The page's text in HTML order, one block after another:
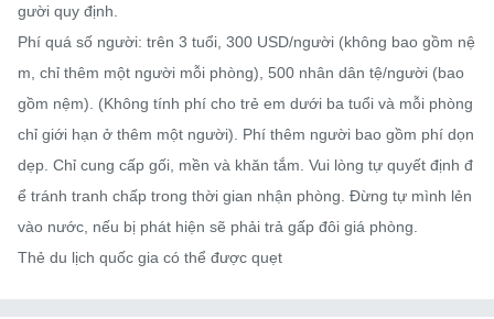
gười quy định.
Phí quá số người: trên 3 tuổi, 300 USD/người (không bao gồm nệ
m, chỉ thêm một người mỗi phòng), 500 nhân dân tệ/người (bao
gồm nệm). (Không tính phí cho trẻ em dưới ba tuổi và mỗi phòng
chỉ giới hạn ở thêm một người). Phí thêm người bao gồm phí dọn
dẹp. Chỉ cung cấp gối, mền và khăn tắm. Vui lòng tự quyết định đ
ể tránh tranh chấp trong thời gian nhận phòng. Đừng tự mình lẻn
vào nước, nếu bị phát hiện sẽ phải trả gấp đôi giá phòng.
Thẻ du lịch quốc gia có thể được quẹt